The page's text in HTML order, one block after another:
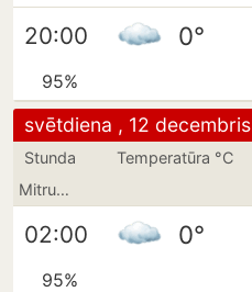
20:00 0°
95%
svētdiena , 12 decembris
Stunda Temperatūra °C
Mitrums
02:00 0°
95%